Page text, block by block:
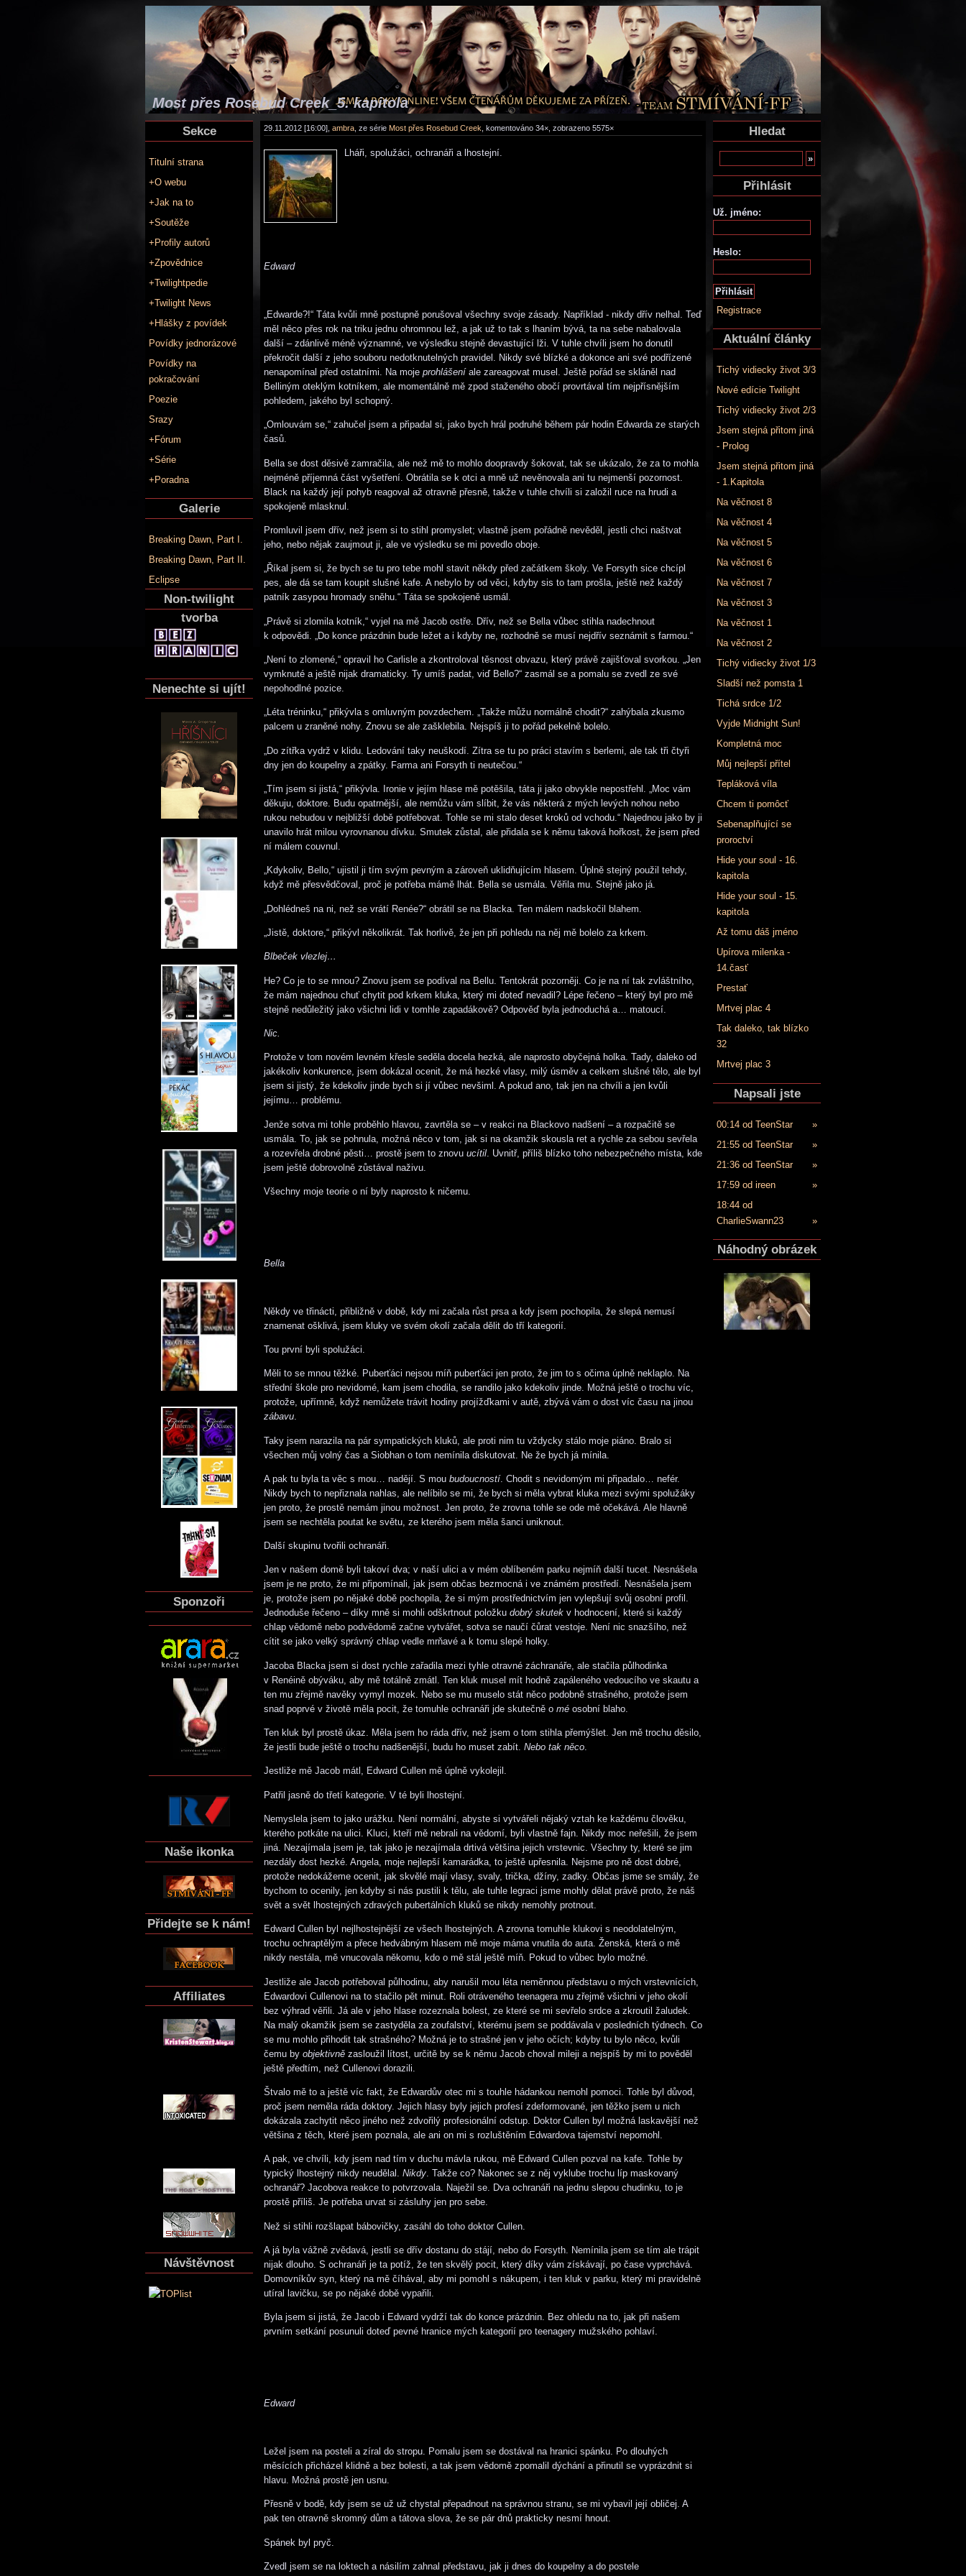
Most přes Rosebud Creek_5. kapitola
Sekce
Titulní strana
+O webu
+Jak na to
+Soutěže
+Profily autorů
+Zpovědnice
+Twilightpedie
+Twilight News
+Hlášky z povídek
Povídky jednorázové
Povídky na
pokračování
Poezie
Srazy
+Fórum
+Série
+Poradna
Galerie
Breaking Dawn, Part I.
Breaking Dawn, Part II.
Eclipse
Non-twilight
tvorba
Nenechte si ujít!
Sponzoři
Naše ikonka
Přidejte se k nám!
Affiliates
Návštěvnost
29.11.2012 [16:00], ambra , ze série Most přes Rosebud Creek , komentováno 34×, zobrazeno 5575×
Lháři, spolužáci, ochranáři a lhostejní.
Edward
„Edwarde?!“ Táta kvůli mně postupně porušoval všechny svoje zásady. Například - nikdy dřív nelhal. Teď
měl něco přes rok na triku jednu ohromnou lež, a jak už to tak s lhaním bývá, ta na sebe nabalovala
další – zdánlivě méně významné, ve výsledku stejně devastující lži. V tuhle chvíli jsem ho donutil
překročit další z jeho souboru nedotknutelných pravidel. Nikdy své blízké a dokonce ani své podřízené
nenapomínal před ostatními. Na moje prohlášeníale zareagovat musel. Ještě pořád se skláněl nad
Belliným oteklým kotníkem, ale momentálně mě zpod staženého obočí provrtával tím nejpřísnějším
pohledem, jakého byl schopný.
„Omlouvám se,“ zahučel jsem a připadal si, jako bych hrál podruhé během pár hodin Edwarda ze starých
časů.
Bella se dost děsivě zamračila, ale než mě to mohlo doopravdy šokovat, tak se ukázalo, že za to mohla
nejméně příjemná část vyšetření. Obrátila se k otci a mně už nevěnovala ani tu nejmenší pozornost.
Black na každý její pohyb reagoval až otravně přesně, takže v tuhle chvíli si založil ruce na hrudi a
spokojeně mlasknul.
Promluvil jsem dřív, než jsem si to stihl promyslet; vlastně jsem pořádně nevěděl, jestli chci naštvat
jeho, nebo nějak zaujmout ji, ale ve výsledku se mi povedlo oboje.
„Říkal jsem si, že bych se tu pro tebe mohl stavit někdy před začátkem školy. Ve Forsyth sice chcípl
pes, ale dá se tam koupit slušné kafe. A nebylo by od věci, kdyby sis to tam prošla, ještě než každý
patník zasypou hromady sněhu.“ Táta se spokojeně usmál.
„Právě si zlomila kotník,“ vyjel na mě Jacob ostře. Dřív, než se Bella vůbec stihla nadechnout
k odpovědi. „Do konce prázdnin bude ležet a i kdyby ne, rozhodně se musí nejdřív seznámit s farmou.“
„Není to zlomené,“ opravil ho Carlisle a zkontroloval těsnost obvazu, který právě zajišťoval svorkou. „Jen
vymknuté a ještě nijak dramaticky. Ty umíš padat, viď Bello?“ zasmál se a pomalu se zvedl ze své
nepohodlné pozice.
„Léta tréninku,“ přikývla s omluvným povzdechem. „Takže můžu normálně chodit?“ zahýbala zkusmo
palcem u zraněné nohy. Znovu se ale zašklebila. Nejspíš ji to pořád pekelně bolelo.
„Do zítřka vydrž v klidu. Ledování taky neuškodí. Zítra se tu po práci stavím s berlemi, ale tak tři čtyři
dny jen do koupelny a zpátky. Farma ani Forsyth ti neutečou.“
„Tím jsem si jistá,“ přikývla. Ironie v jejím hlase mě potěšila, táta ji jako obvykle nepostřehl. „Moc vám
děkuju, doktore. Budu opatrnější, ale nemůžu vám slíbit, že vás některá z mých levých nohou nebo
rukou nebudou v nejbližší době potřebovat. Tohle se mi stalo deset kroků od vchodu.“ Najednou jako by ji
unavilo hrát milou vyrovnanou dívku. Smutek zůstal, ale přidala se k němu taková hořkost, že jsem před
ní málem couvnul.
„Kdykoliv, Bello,“ ujistil ji tím svým pevným a zároveň uklidňujícím hlasem. Úplně stejný použil tehdy,
když mě přesvědčoval, proč je potřeba mámě lhát. Bella se usmála. Věřila mu. Stejně jako já.
„Dohlédneš na ni, než se vrátí Renée?“ obrátil se na Blacka. Ten málem nadskočil blahem.
„Jistě, doktore,“ přikývl několikrát. Tak horlivě, že jen při pohledu na něj mě bolelo za krkem.
Blbeček vlezlej…
He? Co je to se mnou? Znovu jsem se podíval na Bellu. Tentokrát pozorněji. Co je na ní tak zvláštního,
že mám najednou chuť chytit pod krkem kluka, který mi doteď nevadil? Lépe řečeno – který byl pro mě
stejně nedůležitý jako všichni lidi v tomhle zapadákově? Odpověď byla jednoduchá a… matoucí.
Nic.
Protože v tom novém levném křesle seděla docela hezká, ale naprosto obyčejná holka. Tady, daleko od
jakékoliv konkurence, jsem dokázal ocenit, že má hezké vlasy, milý úsměv a celkem slušné tělo, ale byl
jsem si jistý, že kdekoliv jinde bych si jí vůbec nevšiml. A pokud ano, tak jen na chvíli a jen kvůli
jejímu… problému.
Jenže sotva mi tohle proběhlo hlavou, zavrtěla se – v reakci na Blackovo nadšení – a rozpačitě se
usmála. To, jak se pohnula, možná něco v tom, jak si na okamžik skousla ret a rychle za sebou sevřela
a rozevřela drobné pěsti… prostě jsem to znovu ucítil . Uvnitř, příliš blízko toho nebezpečného místa, kde
jsem ještě dobrovolně zůstával naživu.
Všechny moje teorie o ní byly naprosto k ničemu.
Bella
Někdy ve třinácti, přibližně v době, kdy mi začala růst prsa a kdy jsem pochopila, že slepá nemusí
znamenat ošklivá, jsem kluky ve svém okolí začala dělit do tří kategorií.
Tou první byli spolužáci.
Měli to se mnou těžké. Puberťáci nejsou míň puberťáci jen proto, že jim to s očima úplně neklaplo. Na
střední škole pro nevidomé, kam jsem chodila, se randilo jako kdekoliv jinde. Možná ještě o trochu víc,
protože, upřímně, když nemůžete trávit hodiny projížďkami v autě, zbývá vám o dost víc času na jinou
zábavu.
Taky jsem narazila na pár sympatických kluků, ale proti nim tu vždycky stálo moje piáno. Bralo si
všechen můj volný čas a Siobhan o tom nemínila diskutovat. Ne že bych já mínila.
A pak tu byla ta věc s mou… nadějí. S mou budoucností. Chodit s nevidomým mi připadalo… nefér.
Nikdy bych to nepřiznala nahlas, ale nelíbilo se mi, že bych si měla vybrat kluka mezi svými spolužáky
jen proto, že prostě nemám jinou možnost. Jen proto, že zrovna tohle se ode mě očekává. Ale hlavně
jsem se nechtěla poutat ke světu, ze kterého jsem měla šanci uniknout.
Další skupinu tvořili ochranáři.
Jen v našem domě byli takoví dva; v naší ulici a v mém oblíbeném parku nejmíň další tucet. Nesnášela
jsem je ne proto, že mi připomínali, jak jsem občas bezmocná i ve známém prostředí. Nesnášela jsem
je, protože jsem po nějaké době pochopila, že si mým prostřednictvím jen vylepšují svůj osobní profil.
Jednoduše řečeno – díky mně si mohli odškrtnout položku dobrý skutek v hodnocení, které si každý
chlap vědomě nebo podvědomě začne vytvářet, sotva se naučí čůrat vestoje. Není nic snazšího, než
cítit se jako velký správný chlap vedle mrňavé a k tomu slepé holky.
Jacoba Blacka jsem si dost rychle zařadila mezi tyhle otravné záchranáře, ale stačila půlhodinka
v Renéině obýváku, aby mě totálně zmátl. Ten kluk musel mít hodně zapáleného vedoucího ve skautu a
ten mu zřejmě navěky vymyl mozek. Nebo se mu muselo stát něco podobně strašného, protože jsem
snad poprvé v životě měla pocit, že tomuhle ochranáři jde skutečně o mé osobní blaho.
Ten kluk byl prostě úkaz. Měla jsem ho ráda dřív, než jsem o tom stihla přemýšlet. Jen mě trochu děsilo,
že jestli bude ještě o trochu nadšenější, budu ho muset zabít. Nebo tak něco.
Jestliže mě Jacob mátl, Edward Cullen mě úplně vykolejil.
Patřil jasně do třetí kategorie. V té byli lhostejní.
Nemyslela jsem to jako urážku. Není normální, abyste si vytvářeli nějaký vztah ke každému člověku,
kterého potkáte na ulici. Kluci, kteří mě nebrali na vědomí, byli vlastně fajn. Nikdy moc neřešili, že jsem
jiná. Nezajímala jsem je, tak jako je nezajímala drtivá většina jejich vrstevnic. Všechny ty, které se jim
nezdály dost hezké. Angela, moje nejlepší kamarádka, to ještě upřesnila. Nejsme pro ně dost dobré,
protože nedokážeme ocenit, jak skvělé mají vlasy, svaly, trička, džíny, zadky. Občas jsme se smály, že
bychom to ocenily, jen kdyby si nás pustili k tělu, ale tuhle legraci jsme mohly dělat právě proto, že náš
svět a svět lhostejných zdravých pubertálních kluků se nikdy nemohly protnout.
Edward Cullen byl nejlhostejnější ze všech lhostejných. A zrovna tomuhle klukovi s neodolatelným,
trochu ochraptělým a přece hedvábným hlasem mě moje máma vnutila do auta. Ženská, která o mě
nikdy nestála, mě vnucovala někomu, kdo o mě stál ještě míň. Pokud to vůbec bylo možné.
Jestliže ale Jacob potřeboval půlhodinu, aby narušil mou léta neměnnou představu o mých vrstevnících,
Edwardovi Cullenovi na to stačilo pět minut. Roli otráveného teenagera mu zřejmě všichni v jeho okolí
bez výhrad věřili. Já ale v jeho hlase rozeznala bolest, ze které se mi sevřelo srdce a zkroutil žaludek.
Na malý okamžik jsem se zastyděla za zoufalství, kterému jsem se poddávala v posledních týdnech. Co
se mu mohlo přihodit tak strašného? Možná je to strašné jen v jeho očích; kdyby tu bylo něco, kvůli
čemu by objektivně zasloužil lítost, určitě by se k němu Jacob choval mileji a nejspíš by mi to pověděl
ještě předtím, než Cullenovi dorazili.
Štvalo mě to a ještě víc fakt, že Edwardův otec mi s touhle hádankou nemohl pomoci. Tohle byl důvod,
proč jsem neměla ráda doktory. Jejich hlasy byly jejich profesí zdeformované, jen těžko jsem u nich
dokázala zachytit něco jiného než zdvořilý profesionální odstup. Doktor Cullen byl možná laskavější než
většina z těch, které jsem poznala, ale ani on mi s rozluštěním Edwardova tajemství nepomohl.
A pak, ve chvíli, kdy jsem nad tím v duchu mávla rukou, mě Edward Cullen pozval na kafe. Tohle by
typický lhostejný nikdy neudělal. Nikdy. Takže co? Nakonec se z něj vyklube trochu líp maskovaný
ochranář? Jacobova reakce to potvrzovala. Naježil se. Dva ochranáři na jednu slepou chudinku, to je
prostě příliš. Je potřeba urvat si zásluhy jen pro sebe.
Než si stihli rozšlapat bábovičky, zasáhl do toho doktor Cullen.
A já byla vážně zvědavá, jestli se dřív dostanu do stájí, nebo do Forsyth. Nemínila jsem se tím ale trápit
nijak dlouho. S ochranáři je ta potíž, že ten skvělý pocit, který díky vám získávají, po čase vyprchává.
Domovníkův syn, který na mě číhával, aby mi pomohl s nákupem, i ten kluk v parku, který mi pravidelně
utíral lavičku, se po nějaké době vypařili.
Byla jsem si jistá, že Jacob i Edward vydrží tak do konce prázdnin. Bez ohledu na to, jak při našem
prvním setkání posunuli doteď pevné hranice mých kategorií pro teenagery mužského pohlaví.
Edward
Ležel jsem na posteli a zíral do stropu. Pomalu jsem se dostával na hranici spánku. Po dlouhých
měsících přicházel klidně a bez bolesti, a tak jsem vědomě zpomalil dýchání a přinutil se vyprázdnit si
hlavu. Možná prostě jen usnu.
Přesně v bodě, kdy jsem se už už chystal přepadnout na správnou stranu, se mi vybavil její obličej. A
pak ten otravně skromný dům a tátova slova, že se pár dnů prakticky nesmí hnout.
Spánek byl pryč.
Zvedl jsem se na loktech a násilím zahnal představu, jak ji dnes do koupelny a do postele
Hledat
Přihlásit
Už. jméno:
Heslo:
Registrace
Aktuální články
Tichý vidiecky život 3/3
Nové edície Twilight
Tichý vidiecky život 2/3
Jsem stejná přitom jiná
- Prolog
Jsem stejná přitom jiná
- 1.Kapitola
Na věčnost 8
Na věčnost 4
Na věčnost 5
Na věčnost 6
Na věčnost 7
Na věčnost 3
Na věčnost 1
Na věčnost 2
Tichý vidiecky život 1/3
Sladší než pomsta 1
Tichá srdce 1/2
Vyjde Midnight Sun!
Kompletná moc
Můj nejlepší přítel
Tepláková víla
Chcem ti pomôcť
Sebenaplňující se
proroctví
Hide your soul - 16.
kapitola
Hide your soul - 15.
kapitola
Až tomu dáš jméno
Upírova milenka -
14.časť
Prestať
Mrtvej plac 4
Tak daleko, tak blízko
32
Mrtvej plac 3
Napsali jste
00:14 od TeenStar
»
21:55 od TeenStar
»
21:36 od TeenStar
»
17:59 od ireen
»
18:44 od
CharlieSwann23
»
Náhodný obrázek